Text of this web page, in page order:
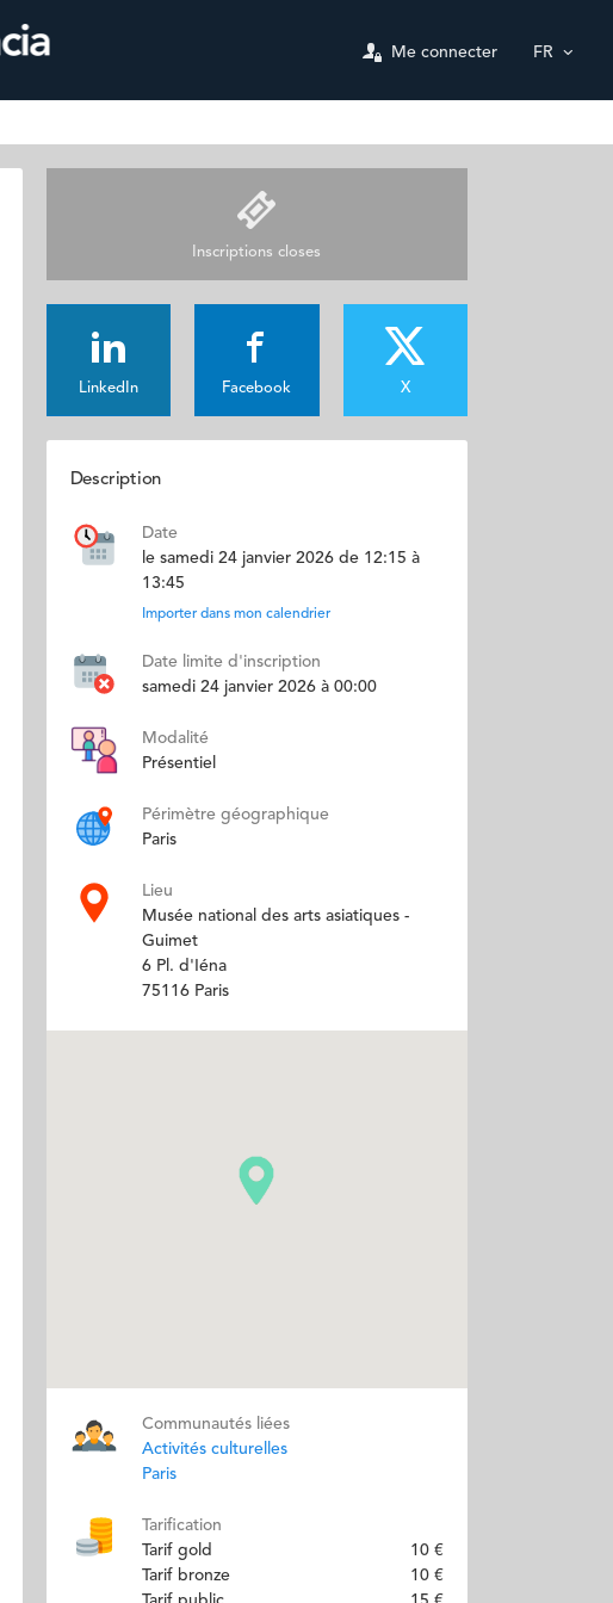
Me connecter FR
Inscriptions closes
LinkedIn Facebook X
Description
Date
le samedi 24 janvier 2026 de 12:15 à
13:45
Importer dans mon calendrier
Date limite d'inscription
samedi 24 janvier 2026 à 00:00
Modalité
Présentiel
Périmètre géographique
Paris
Lieu
Musée national des arts asiatiques -
Guimet
6 Pl. d'Iéna
75116 Paris
Communautés liées
Activités culturelles
Paris
Tarification
Tarif gold
10 €
Tarif bronze
10 €